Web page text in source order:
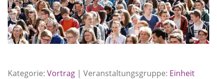
Kategorie: Vortrag | Veranstaltungsgruppe: Einheit